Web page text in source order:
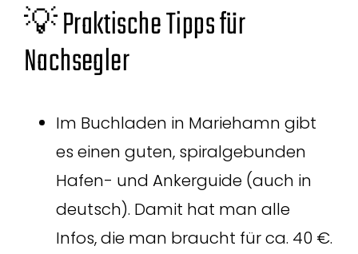
💡 Praktische Tipps für
Nachsegler
Im Buchladen in Mariehamn gibt
es einen guten, spiralgebunden
Hafen- und Ankerguide (auch in
deutsch). Damit hat man alle
Infos, die man braucht für ca. 40 €.